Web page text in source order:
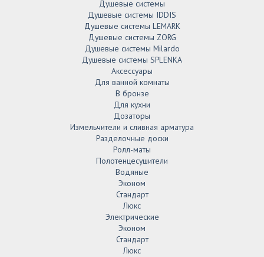
Душевые системы
Душевые системы IDDIS
Душевые системы LEMARK
Душевые системы ZORG
Душевые системы Milardo
Душевые системы SPLENKA
Аксессуары
Для ванной комнаты
В бронзе
Для кухни
Дозаторы
Измельчители и сливная арматура
Разделочные доски
Ролл-маты
Полотенцесушители
Водяные
Эконом
Стандарт
Люкс
Электрические
Эконом
Стандарт
Люкс